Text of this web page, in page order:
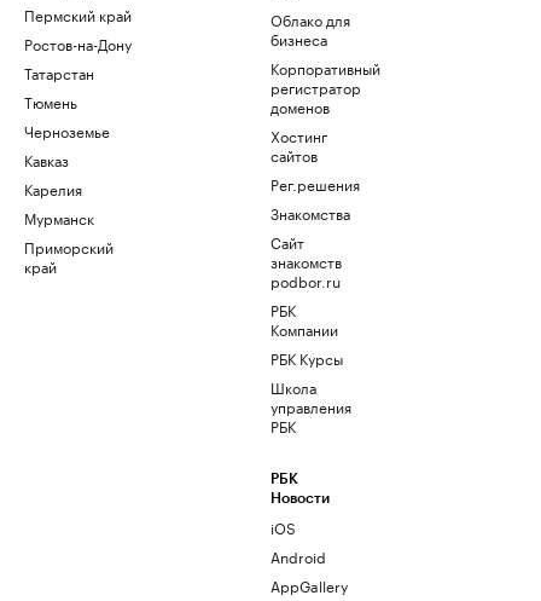
Пермский край
Ростов-на-Дону
Татарстан
Тюмень
Черноземье
Кавказ
Карелия
Мурманск
Приморский
край
Облако для
бизнеса
Корпоративный
регистратор
доменов
Хостинг
сайтов
Рег.решения
Знакомства
Сайт
знакомств
podbor.ru
РБК
Компании
РБК Курсы
Школа
управления
РБК
РБК
Новости
iOS
Android
AppGallery